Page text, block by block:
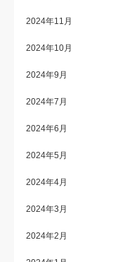
2024年11月
2024年10月
2024年9月
2024年7月
2024年6月
2024年5月
2024年4月
2024年3月
2024年2月